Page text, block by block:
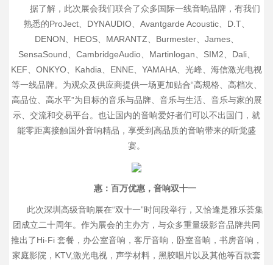
据了解，此次展会我们联合了众多国际一线音响品牌，有我们
熟悉的ProJect、DYNAUDIO、Avantgarde Acoustic、D.T、
DENON、HEOS、MARANTZ、Burmester、James、
SensaSound、CambridgeAudio、Martinlogan、SIM2、Dali、
KEF、ONKYO、Kahdia、ENNE、YAMAHA、光峰、海信激光电视
等一线品牌。为观众及供应商提供一场更加贴合“高规格、高档次、
高品位、高水平”为目标的音乐与品牌、音乐与生活、音乐与家的展
示、交流和交易平台。也让国内的音响爱好者们可以不出国门，就
能零距离接触国外音响精品，享受到高品质的音响带来的听觉盛
宴。
惠：百万优惠，音响双十一
此次深圳高级音响展在“双十一”时间段举行，又恰逢是雅乐荟集
团成立二十周年。作为展会的主办方，与众多重量级影音品牌共同
推出了Hi-Fi 套餐，办公室音响，客厅音响，卧室音响，书房音响，
家庭影院，KTV,激光电视，声学材料，黑胶唱片以及其他等百款套